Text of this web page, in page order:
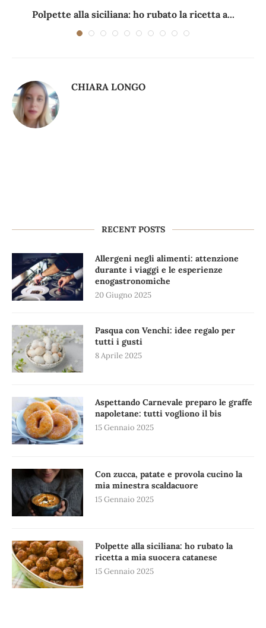
Polpette alla siciliana: ho rubato la ricetta a...
CHIARA LONGO
RECENT POSTS
Allergeni negli alimenti: attenzione
durante i viaggi e le esperienze
enogastronomiche
20 Giugno 2025
Pasqua con Venchi: idee regalo per
tutti i gusti
8 Aprile 2025
Aspettando Carnevale preparo le graffe
napoletane: tutti vogliono il bis
15 Gennaio 2025
Con zucca, patate e provola cucino la
mia minestra scaldacuore
15 Gennaio 2025
Polpette alla siciliana: ho rubato la
ricetta a mia suocera catanese
15 Gennaio 2025